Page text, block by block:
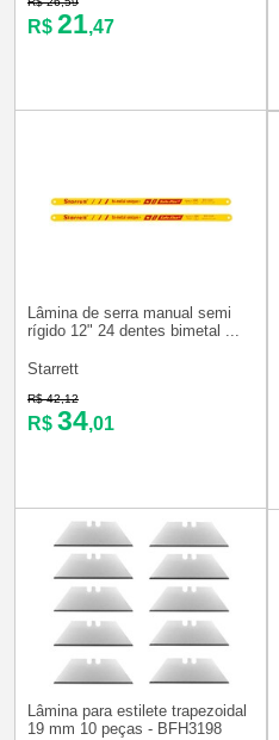
R$ 21,47
Lâmina de serra manual semi
rígido 12" 24 dentes bimetal ...
Starrett
R$ 42,12
R$ 34,01
Lâmina para estilete trapezoidal
19 mm 10 peças - BFH3198